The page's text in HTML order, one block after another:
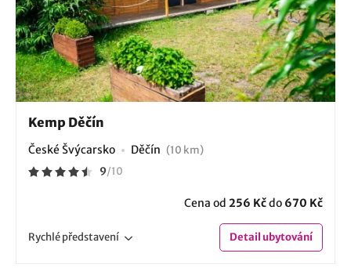
Kemp Děčín
České Švýcarsko Děčín (10 km)
9/10
Cena od 256 Kčdo 670 Kč
Rychlépředstavení Detailubytování